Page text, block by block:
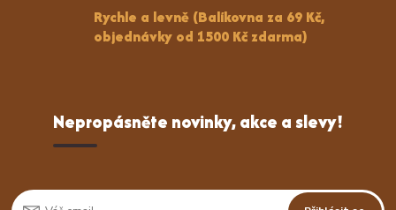
Rychle a levně (Balíkovna za 69 Kč,
objednávky od 1500 Kč zdarma)
Nepropásněte novinky, akce a slevy!